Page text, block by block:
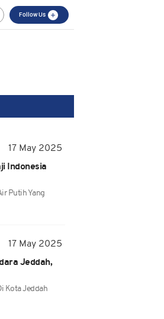
Follow Us
17 May 2025
Indonesia
Putih Yang
17 May 2025
Jeddah,
Kota Jeddah